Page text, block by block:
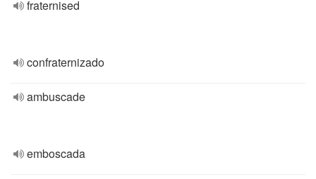
fraternised
confraternizado
ambuscade
emboscada